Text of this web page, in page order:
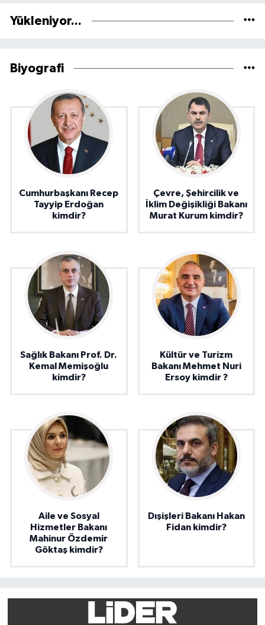
Yükleniyor...
Biyografi
Cumhurbaşkanı Recep
Tayyip Erdoğan
kimdir?
Çevre, Şehircilik ve
İklim Değişikliği Bakanı
Murat Kurum kimdir?
Sağlık Bakanı Prof. Dr.
Kemal Memişoğlu
kimdir?
Kültür ve Turizm
Bakanı Mehmet Nuri
Ersoy kimdir ?
Aile ve Sosyal
Hizmetler Bakanı
Mahinur Özdemir
Göktaş kimdir?
Dışişleri Bakanı Hakan
Fidan kimdir?